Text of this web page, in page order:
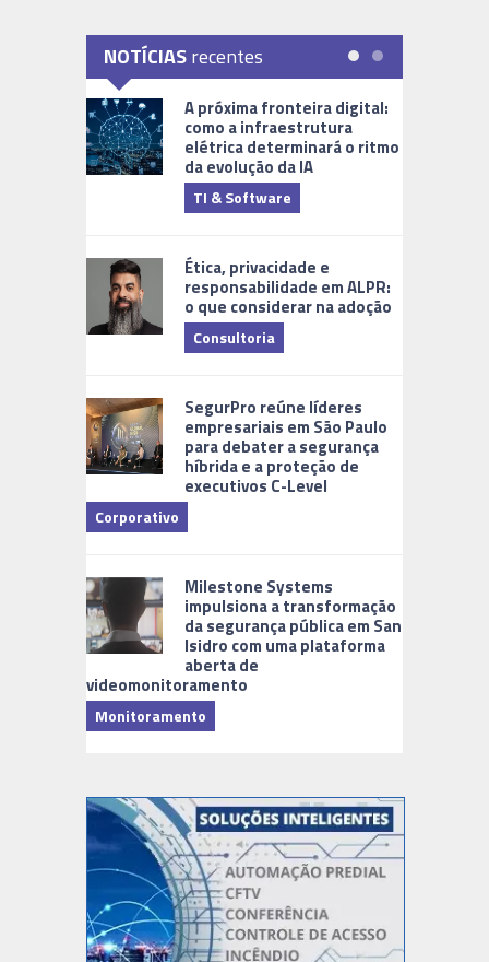
NOTÍCIASrecentes
A próxima fronteira digital:
como a infraestrutura
elétrica determinará o ritmo
da evolução da IA
TI & Software
Ética, privacidade e
responsabilidade em ALPR:
o que considerar na adoção
Consultoria
SegurPro reúne líderes
empresariais em São Paulo
para debater a segurança
híbrida e a proteção de
executivos C-Level
Corporativo
Milestone Systems
impulsiona a transformação
da segurança pública em San
Isidro com uma plataforma
aberta de
videomonitoramento
Monitoramento